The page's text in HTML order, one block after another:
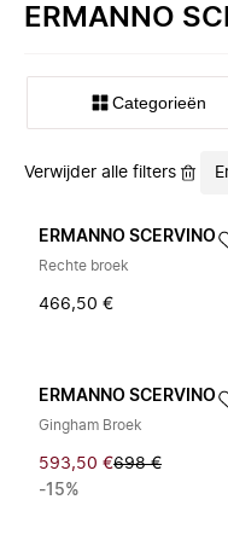
ERMANNO
Categorieën
Verwijder alle filters
ERMANNO SCERVINO
Rechte broek
466,50 €
ERMANNO SCERVINO
Gingham Broek
593,50 €698 €
-15%